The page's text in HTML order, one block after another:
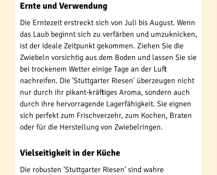
Ernte und Verwendung
Die Erntezeit erstreckt sich von Juli bis August. Wenn
das Laub beginnt sich zu verfärben und umzuknicken,
ist der ideale Zeitpunkt gekommen. Ziehen Sie die
Zwiebeln vorsichtig aus dem Boden und lassen Sie sie
bei trockenem Wetter einige Tage an der Luft
nachreifen. Die 'Stuttgarter Riesen' überzeugen nicht
nur durch ihr pikant-kräftiges Aroma, sondern auch
durch ihre hervorragende Lagerfähigkeit. Sie eignen
sich perfekt zum Frischverzehr, zum Kochen, Braten
oder für die Herstellung von Zwiebelringen.
Vielseitigkeit in der Küche
Die robusten 'Stuttgarter Riesen' sind wahre